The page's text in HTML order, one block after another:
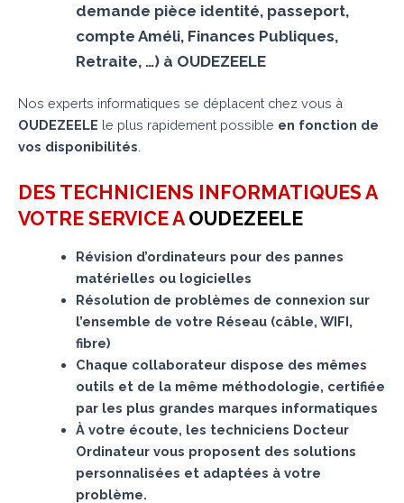
demande pièce identité, passeport,
compte Améli, Finances Publiques,
Retraite, …) à OUDEZEELE
Nos experts informatiques se déplacent chez vous à
OUDEZEELE le plus rapidement possible en fonction de
vos disponibilités.
DES TECHNICIENS INFORMATIQUES A
VOTRE SERVICE A OUDEZEELE
Révision d’ordinateurs pour des pannes
matérielles ou logicielles
Résolution de problèmes de connexion sur
l’ensemble de votre Réseau (câble, WIFI,
fibre)
Chaque collaborateur dispose des mêmes
outils et de la même méthodologie, certifiée
par les plus grandes marques informatiques
À votre écoute, les techniciens Docteur
Ordinateur vous proposent des solutions
personnalisées et adaptées à votre
problème.